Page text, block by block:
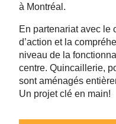
à Montréal.
En partenariat avec le
d’action et la
niveau de la
centre. Quincaillerie,
sont aménagés
Un projet clé en main!